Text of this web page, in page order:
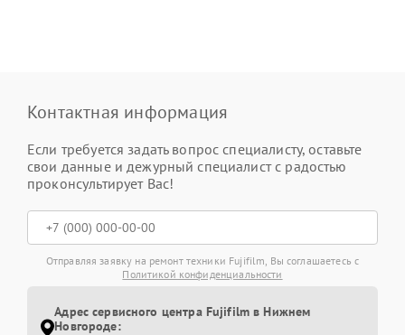
Контактная информация
Если требуется задать вопрос специалисту, оставьте
свои данные и дежурный специалист с радостью
проконсультирует Вас!
Отправляя заявку на ремонт техники Fujifilm, Вы соглашаетесь с
Политикой конфиденциальности
Адрес сервисного центра Fujifilm в Нижнем
Новгороде: